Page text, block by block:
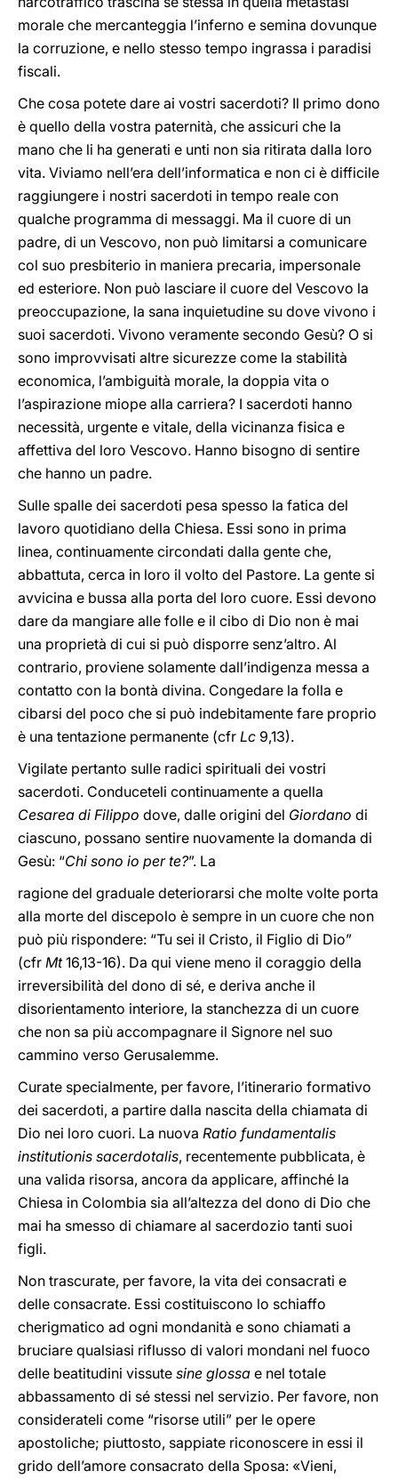
morale che mercanteggia l’inferno e semina dovunque
la corruzione, e nello stesso tempo ingrassa i paradisi
fiscali.
Che cosa potete dare ai vostri sacerdoti? Il primo dono
è quello della vostra paternità, che assicuri che la
mano che li ha generati e unti non sia ritirata dalla loro
vita. Viviamo nell’era dell’informatica e non ci è difficile
raggiungere i nostri sacerdoti in tempo reale con
qualche programma di messaggi. Ma il cuore di un
padre, di un Vescovo, non può limitarsi a comunicare
col suo presbiterio in maniera precaria, impersonale
ed esteriore. Non può lasciare il cuore del Vescovo la
preoccupazione, la sana inquietudine su dove vivono i
suoi sacerdoti. Vivono veramente secondo Gesù? O si
sono improvvisati altre sicurezze come la stabilità
economica, l’ambiguità morale, la doppia vita o
l’aspirazione miope alla carriera? I sacerdoti hanno
necessità, urgente e vitale, della vicinanza fisica e
affettiva del loro Vescovo. Hanno bisogno di sentire
che hanno un padre.
Sulle spalle dei sacerdoti pesa spesso la fatica del
lavoro quotidiano della Chiesa. Essi sono in prima
linea, continuamente circondati dalla gente che,
abbattuta, cerca in loro il volto del Pastore. La gente si
avvicina e bussa alla porta del loro cuore. Essi devono
dare da mangiare alle folle e il cibo di Dio non è mai
una proprietà di cui si può disporre senz’altro. Al
contrario, proviene solamente dall’indigenza messa a
contatto con la bontà divina. Congedare la folla e
cibarsi del poco che si può indebitamente fare proprio
è una tentazione permanente (cfr Lc 9,13).
Vigilate pertanto sulle radici spirituali dei vostri
sacerdoti. Conduceteli continuamente a quella
Cesarea di Filippo dove, dalle origini del Giordano di
ciascuno, possano sentire nuovamente la domanda di
Gesù: “Chi sono io per te?”. La
ragione del graduale deteriorarsi che molte volte porta
alla morte del discepolo è sempre in un cuore che non
può più rispondere: “Tu sei il Cristo, il Figlio di Dio”
(cfr Mt16,13-16). Da qui viene meno il coraggio della
irreversibilità del dono di sé, e deriva anche il
disorientamento interiore, la stanchezza di un cuore
che non sa più accompagnare il Signore nel suo
cammino verso Gerusalemme.
Curate specialmente, per favore, l’itinerario formativo
dei sacerdoti, a partire dalla nascita della chiamata di
Dio nei loro cuori. La nuova Ratio fundamentalis
institutionis sacerdotalis, recentemente pubblicata, è
una valida risorsa, ancora da applicare, affinché la
Chiesa in Colombia sia all’altezza del dono di Dio che
mai ha smesso di chiamare al sacerdozio tanti suoi
figli.
Non trascurate, per favore, la vita dei consacrati e
delle consacrate. Essi costituiscono lo schiaffo
cherigmatico ad ogni mondanità e sono chiamati a
bruciare qualsiasi riflusso di valori mondani nel fuoco
delle beatitudini vissute sine glossa e nel totale
abbassamento di sé stessi nel servizio. Per favore, non
considerateli come “risorse utili” per le opere
apostoliche; piuttosto, sappiate riconoscere in essi il
grido dell’amore consacrato della Sposa: «Vieni,